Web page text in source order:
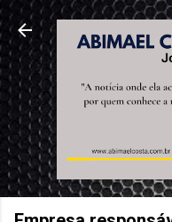
Pular para